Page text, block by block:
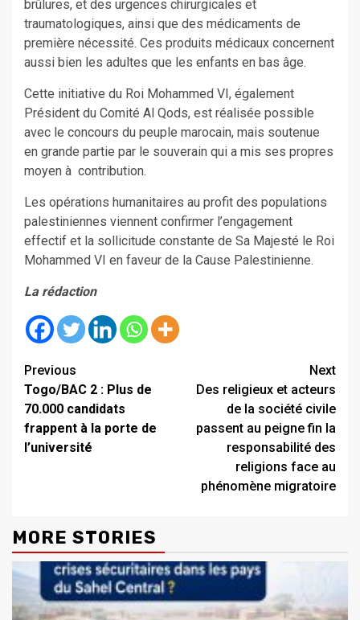
brûlures, et des urgences chirurgicales et
traumatologiques, ainsi que des médicaments de
première nécessité. Ces produits médicaux concernent
aussi bien les adultes que les enfants en bas âge.
Cette initiative du Roi Mohammed VI, également
Président du Comité Al Qods, est réalisée possible
avec le concours du peuple marocain, mais soutenue
en grande partie par le souverain qui a mis ses propres
moyen à contribution.
Les opérations humanitaires au profit des populations
palestiniennes viennent confirmer l’engagement
effectif et la sollicitude constante de Sa Majesté le Roi
Mohammed VI en faveur de la Cause Palestinienne.
La rédaction
Continue
Reading
Previous
Togo/BAC 2 : Plus de
70.000 candidats
frappent à la porte de
l’université
Next
Des religieux et acteurs
de la société civile
passent au peigne fin la
responsabilité des
religions face au
phénomène migratoire
MORE STORIES